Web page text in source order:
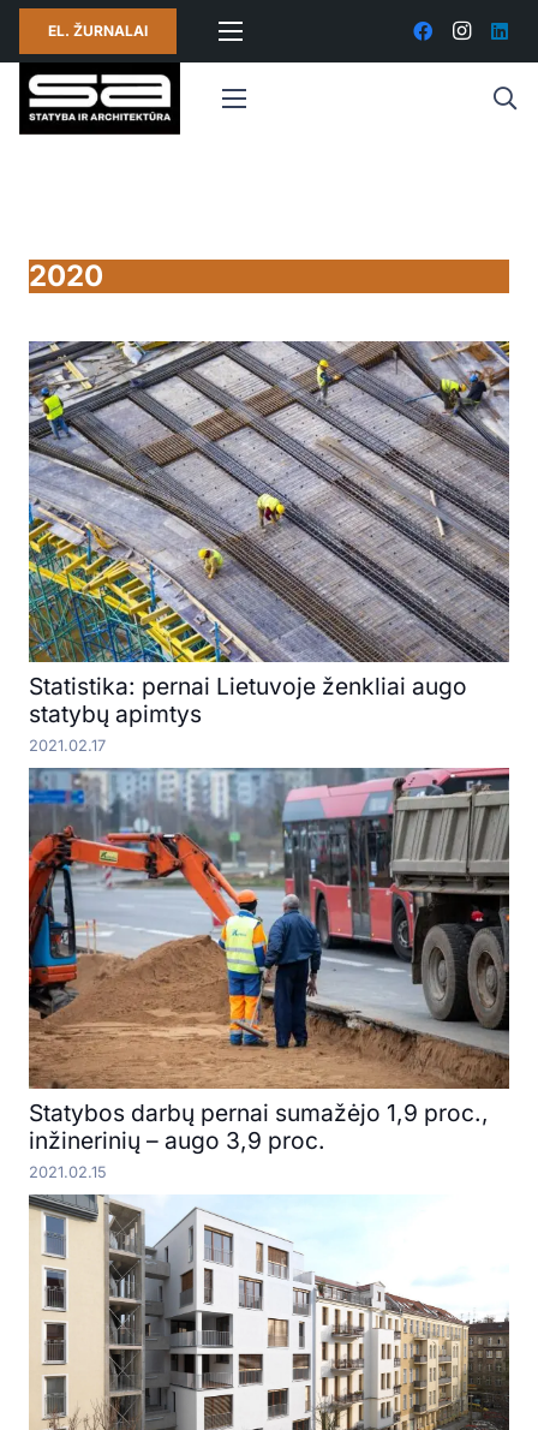
EL. ŽURNALAI
2020
Statistika: pernai Lietuvoje ženkliai augo
statybų apimtys
2021.02.17
Statybos darbų pernai sumažėjo 1,9 proc.,
inžinerinių – augo 3,9 proc.
2021.02.15